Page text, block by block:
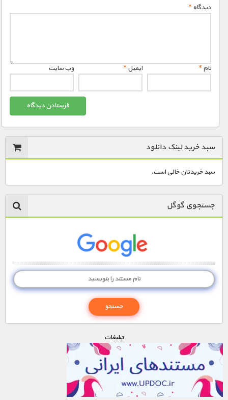
دیدگاه*
نام* ایمیل* وب‌ سایت
سبد خرید لینک دانلود
سبد خریدتان خالی است.
جستجوی گوگل
تبليغات